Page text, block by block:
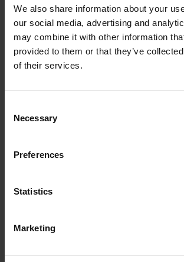
We also share information about your
our social media, advertising and
may combine it with other information
provided to them or that they’ve
of their services.
Selection
Necessary
Preferences
Statistics
Marketing
고 값과 공구 사용 중지 값을 설정할 수
시간이 지남에 따라 마모되는 과정을 시
보를 CSV 파일로 내보내 추가 분석에 활
다. 이를 통해 HEIDENHAIN의 VT 122
Visual Tool Check 1.6 소프트웨어는 공